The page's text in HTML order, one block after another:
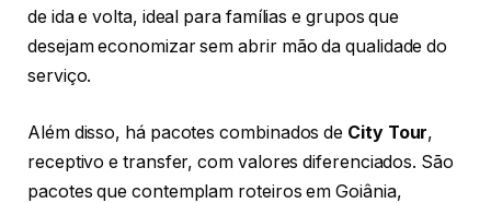
de ida e volta, ideal para famílias e grupos que
desejam economizar sem abrir mão da qualidade do
serviço.
Além disso, há pacotes combinados de City Tour,
receptivo e transfer, com valores diferenciados. São
pacotes que contemplam roteiros em Goiânia,